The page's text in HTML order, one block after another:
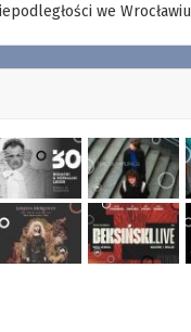
we Wrocławiu